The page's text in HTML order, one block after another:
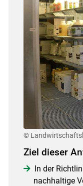
©
Ziel dieser
In der
nachhaltige